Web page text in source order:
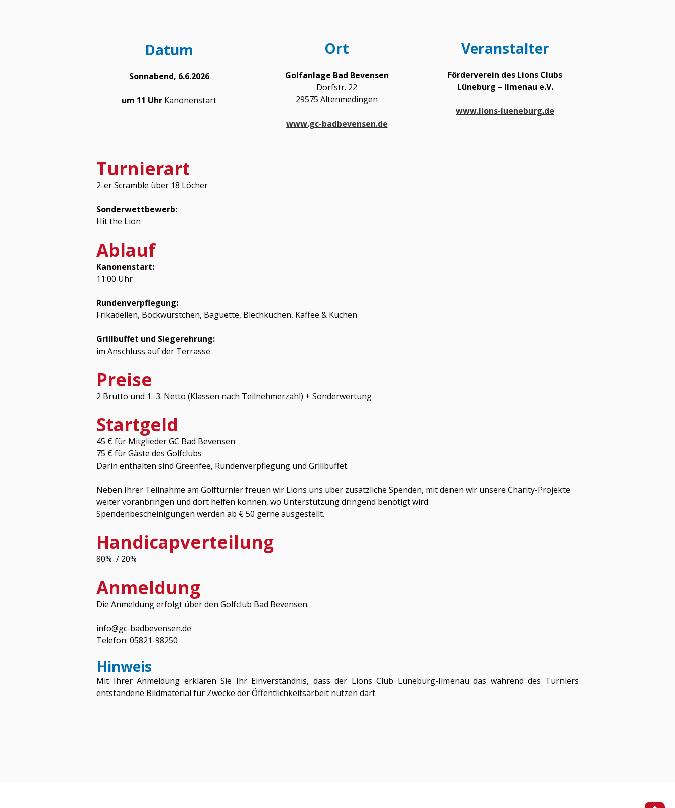
Datum
Sonnabend, 6.6.2026
um 11 Uhr Kanonenstart
Ort
Golfanlage Bad Bevensen
Dorfstr. 22
29575 Altenmedingen
www.gc-badbevensen.de
Veranstalter
Förderverein des Lions Clubs
Lüneburg – Ilmenau e.V.
www.lions-lueneburg.de
Turnierart
2-er Scramble über 18 Löcher
Sonderwettbewerb:
Hit the Lion
Ablauf
Kanonenstart:
11:00 Uhr
Rundenverpflegung:
Frikadellen, Bockwürstchen, Baguette, Blechkuchen, Kaffee & Kuchen
Grillbuffet und Siegerehrung:
im Anschluss auf der Terrasse
Preise
2 Brutto und 1.-3. Netto (Klassen nach Teilnehmerzahl) + Sonderwertung
Startgeld
45 € für Mitglieder GC Bad Bevensen
75 € für Gäste des Golfclubs
Darin enthalten sind Greenfee, Rundenverpflegung und Grillbuffet.
Neben Ihrer Teilnahme am Golfturnier freuen wir Lions uns über zusätzliche Spenden, mit denen wir unsere Charity-Projekte
weiter voranbringen und dort helfen können, wo Unterstützung dringend benötigt wird.
Spendenbescheinigungen werden ab € 50 gerne ausgestellt.
Handicapverteilung
80% / 20%
Anmeldung
Die Anmeldung erfolgt über den Golfclub Bad Bevensen.
info@gc-badbevensen.de
Telefon: 05821-98250
Hinweis
Mit Ihrer Anmeldung erklären Sie Ihr Einverständnis, dass der Lions Club Lüneburg-Ilmenau das während des Turniers
entstandene Bildmaterial für Zwecke der Öffentlichkeitsarbeit nutzen darf.